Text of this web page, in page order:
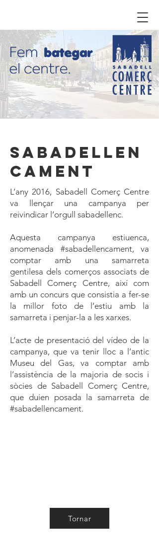
Sabadellen
cament
L’any 2016, Sabadell Comerç Centre
va llençar una campanya per
reivindicar l’orgull sabadellenc.
Aquesta campanya estiuenca,
anomenada #sabadellencament, va
comptar amb una samarreta
gentilesa dels comerços associats de
Sabadell Comerç Centre, així com
amb un concurs que consistia a fer-se
la millor foto de l’estiu amb la
samarreta i penjar-la a les xarxes.
L’acte de presentació del vídeo de la
campanya, que va tenir lloc a l’antic
Museu del Gas, va comptar amb
l’assistència de la majoria de socis i
sòcies de Sabadell Comerç Centre,
que duien posada la samarreta de
#sabadellencament.
Tornar